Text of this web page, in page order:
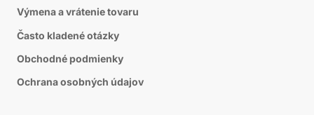
Výmena a vrátenie tovaru
Často kladené otázky
Obchodné podmienky
Ochrana osobných údajov